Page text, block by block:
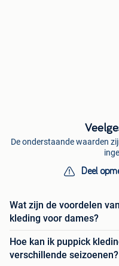
De onderstaande waarden
Deel
Wat zijn de voordelen
kleding voor dames?
Hoe kan ik puppick
verschillende seizoenen?